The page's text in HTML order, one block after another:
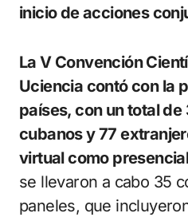
inicio de acciones
La V Convención
Uciencia contó con la
países, con un total
cubanos y 77
virtual como
se llevaron a cabo 35
paneles, que